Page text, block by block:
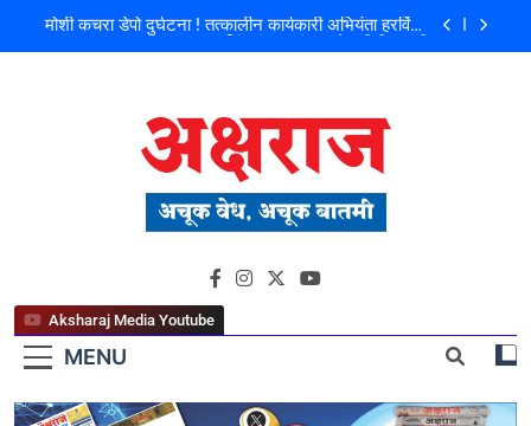
मोशी कचरा डेपो दुर्घटना ! तत्कालीन कार्यकारी अभियंता हरविंदर
पहाटे घरफोड्या, दिवसा चोरी; चोरट्यांचा बिडी कामगार परिसरावर
फ्लॅट विक्रीतील २.६४ कोटींच्या अपहाराचा आरोप; बांधकाम
व्यावसायिक दाम्पत्यावर गुन्हा
मोशी कचरा डेपो दुर्घटना ! तत्कालीन कार्यकारी अभियंता हरविंदर
शिळगावच्या पोलीस पाटलांचे निधन; समाजसेवेचा आधारवड
अक्षराज न्यूज पोर्टल
MENU
Aksharaj Media Youtube